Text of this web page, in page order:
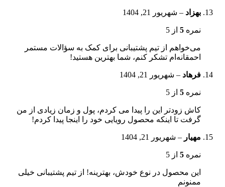
بهزاد – شهریور 21, 1404
نمره 5 از 5
می‌خواهم از تیم پشتیبانی برای کمک به سؤالات مستمر
احمقانه‌ام تشکر کنم، شما بهترین هستید!
فرهاد – شهریور 21, 1404
نمره 5 از 5
کاش زودتر این را پیدا می کردم، پول و زمان زیادی از من
گرفت تا اینکه محصول رویایی خود را اینجا پیدا کردم!
مهیار – شهریور 21, 1404
نمره 5 از 5
این محصول در نوع خودش، بهترینه! از تیم پشتیبانی خیلی
ممنونم